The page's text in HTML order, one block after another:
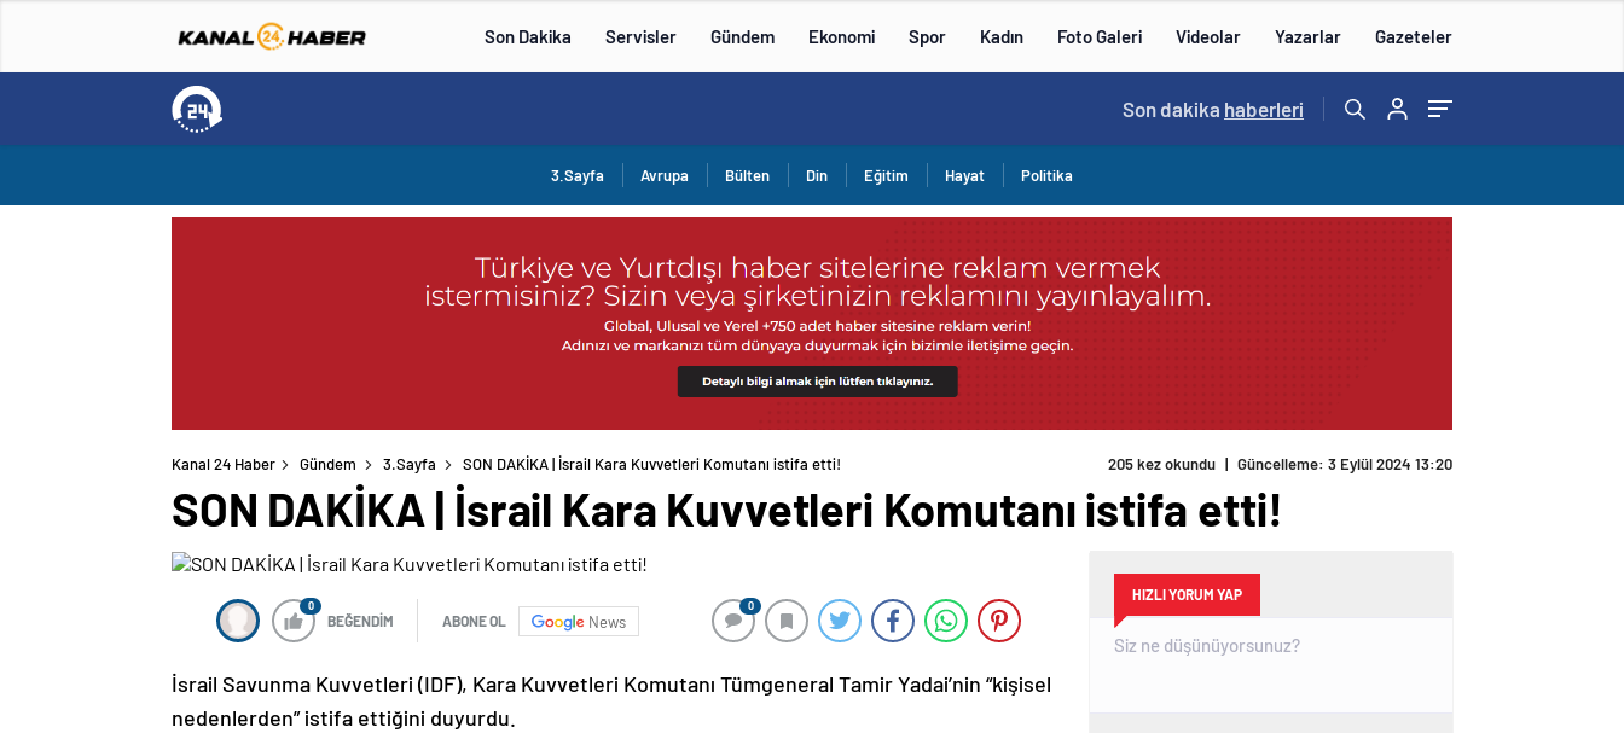
Son Dakika Servisler Gündem Ekonomi Spor Kadın Foto Galeri Videolar Yazarlar Gazeteler
Son dakika haberleri
3.Sayfa Avrupa Bülten Din Eğitim Hayat Politika
Kanal 24 Haber Gündem 3.Sayfa SON DAKİKA | İsrail Kara Kuvvetleri Komutanı istifa etti! 205 kez okundu | Güncelleme: 3 Eylül 2024 13:20
SON DAKİKA | İsrail Kara Kuvvetleri Komutanı istifa etti!
0
BEĞENDİM ABONE OL News
0
İsrail Savunma Kuvvetleri (IDF), Kara Kuvvetleri Komutanı Tümgeneral Tamir Yadai’nin “kişisel
nedenlerden” istifa ettiğini duyurdu.
HIZLI YORUM YAP